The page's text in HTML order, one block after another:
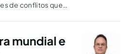
de conflitos que
em busca dos
mundial e